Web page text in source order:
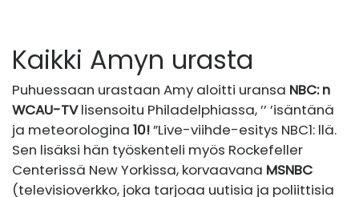
Kaikki Amyn urasta
Puhuessaan urastaan ​​Amy aloitti uransa NBC: n
WCAU-TVlisensoitu Philadelphiassa, ’’ ’isäntänä
ja meteorologina 10!”Live-viihde-esitys NBC1: llä.
Sen lisäksi hän työskenteli myös Rockefeller
Centerissä New Yorkissa, korvaavana MSNBC
(televisioverkko, joka tarjoaa uutisia ja poliittisia